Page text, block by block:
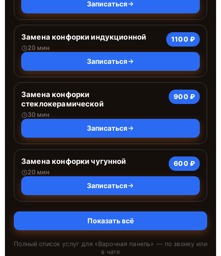
Записаться
Замена конфорки индукционной
20 мин
1100 ₽
Записаться
Замена конфорки
стеклокерамической
30 мин
900 ₽
Записаться
Замена конфорки чугунной
20 мин
600 ₽
Записаться
Показать всё
Полный список услуг для «Варочная панель» — по звонку или
в чате